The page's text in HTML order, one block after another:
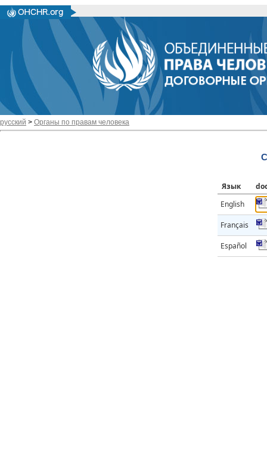
русский > Органы по правам человека
Язык
English
Français
Español